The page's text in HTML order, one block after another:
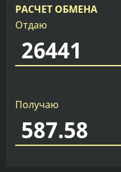
РАСЧЕТ ОБМЕНА
Отдаю
Получаю